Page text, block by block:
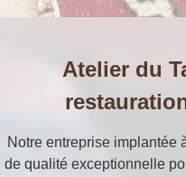
Atelier du
Notre entreprise implantée
de qualité exceptionnelle